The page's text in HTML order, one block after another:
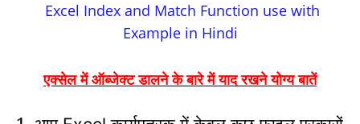
Excel Index and Match Function use with
Example in Hindi
एक्सेल में ऑब्जेक्ट डालने के बारे में याद रखने योग्य बातें